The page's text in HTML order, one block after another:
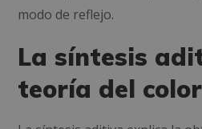
modo de reflejo.
La síntesis
teoría del color